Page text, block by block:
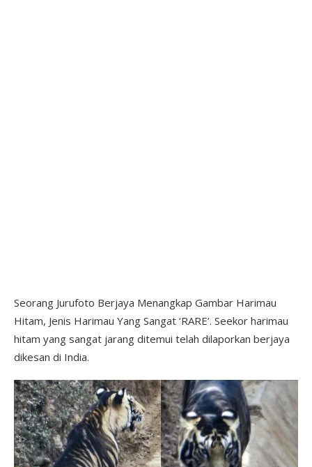
Seorang Jurufoto Berjaya Menangkap Gambar Harimau
Hitam, Jenis Harimau Yang Sangat ‘RARE’. Seekor harimau
hitam yang sangat jarang ditemui telah dilaporkan berjaya
dikesan di India.